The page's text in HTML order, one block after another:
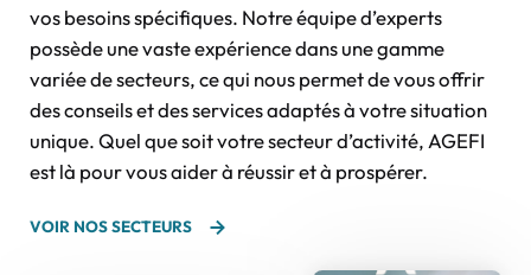
vos besoins spécifiques. Notre équipe d’experts
possède une vaste expérience dans une gamme
variée de secteurs, ce qui nous permet de vous offrir
des conseils et des services adaptés à votre situation
unique. Quel que soit votre secteur d’activité, AGEFI
est là pour vous aider à réussir et à prospérer.
VOIR NOS SECTEURS